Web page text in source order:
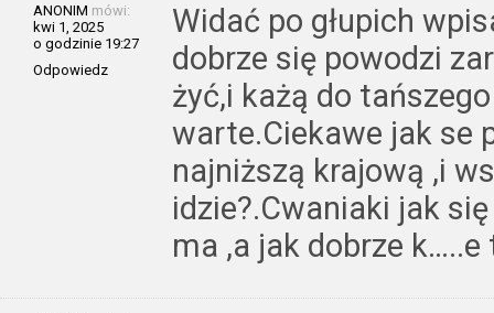
ANONIM mówi:
kwi 1, 2025
o godzinie 19:27
Odpowiedz
Widać po głupich
dobrze się powodzi
żyć,i każą do
warte.Ciekawe jak se
najniższą krajową ,i
idzie?.Cwaniaki jak
ma ,a jak dobrze